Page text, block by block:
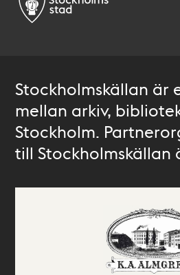
Stockholmskällan är
mellan arkiv,
Stockholm.
till Stockholmskällan